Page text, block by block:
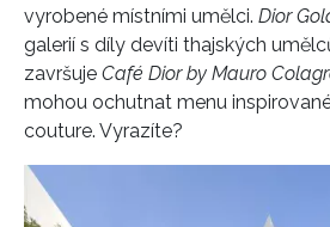
vyrobené místními umělci. Dior
galerií s díly devíti thajských
završuje Café Dior by Mauro
mohou ochutnat menu
couture. Vyrazíte?